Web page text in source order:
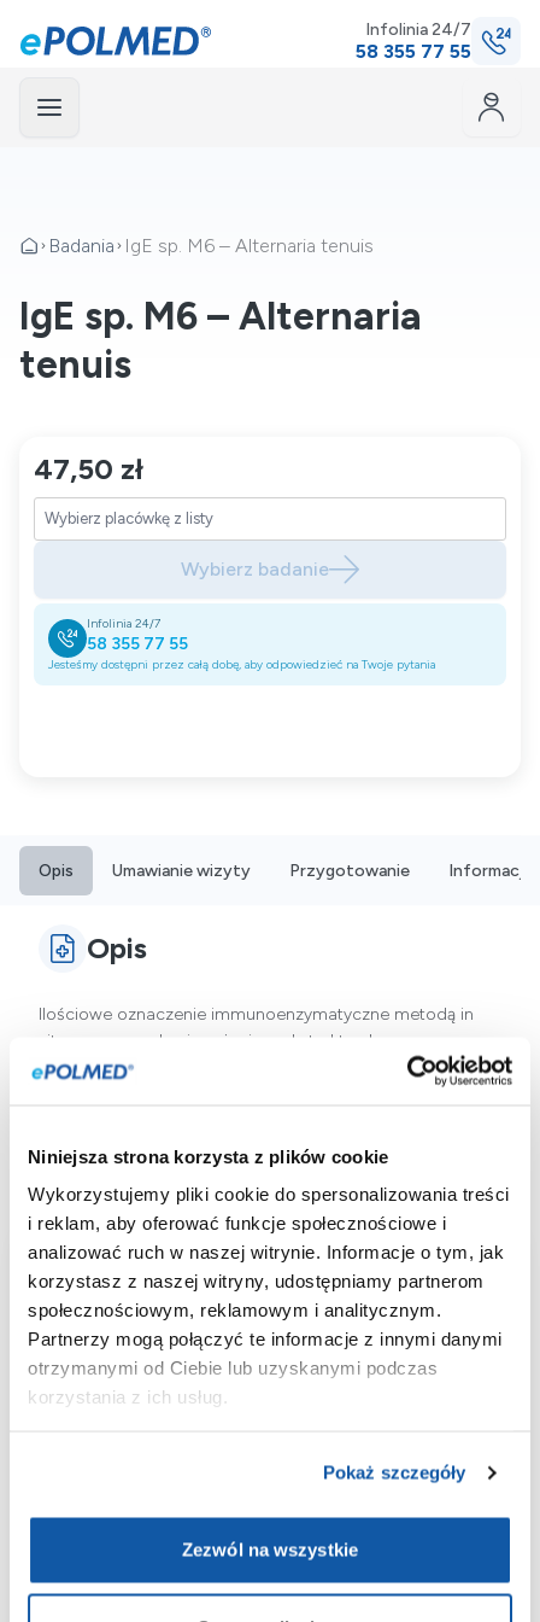
Niniejsza strona korzysta z plików cookie
Wykorzystujemy pliki cookie do spersonalizowania treści
i reklam, aby oferować funkcje społecznościowe i
analizować ruch w naszej witrynie. Informacje o tym, jak
korzystasz z naszej witryny, udostępniamy partnerom
społecznościowym, reklamowym i analitycznym.
Partnerzy mogą połączyć te informacje z innymi danymi
otrzymanymi od Ciebie lub uzyskanymi podczas
korzystania z ich usług.
Pokaż szczegóły
Zezwól na wszystkie
Infolinia 24/7
58 355 77 55
Badania IgE sp. M6 – Alternaria tenuis
IgE sp. M6 – Alternaria
tenuis
47,50 zł
Wybierz badanie
Infolinia 24/7
58 355 77 55
Jesteśmy dostępni przez całą dobę, aby odpowiedzieć na Twoje pytania
Opis Umawianie wizyty Przygotowanie Informacje
Opis
Ilościowe oznaczenie immunoenzymatyczne metodą in
vitro w osoczu krwi, z użyciem ekstraktu alergenowego,
przeciwciał klasy IgE specyficznych wobec alergenów
pleśni Alternaria tenuis (obecnie znanej jako A. alternata),
pleśniowe.
Aplikacja
ePOLMED
Wygodne umawianie i odwoływanie
Wyniki badań laboratoryjnych
Bezpieczeństwo danych dzięki